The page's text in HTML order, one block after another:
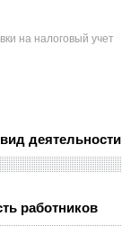
на налоговый учет
деятельности
работников